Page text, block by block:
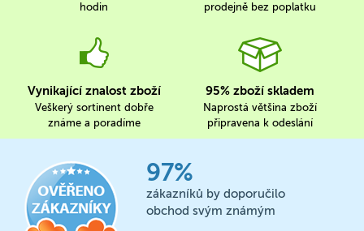
hodin
prodejně bez poplatku
Vynikající znalost zboží
Veškerý sortinent dobře
známe a poradíme
95% zboží skladem
Naprostá většina zboží
připravena k odeslání
97%
zákazníků by doporučilo
obchod svým známým